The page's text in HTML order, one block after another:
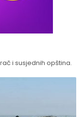
i susjednih opština.